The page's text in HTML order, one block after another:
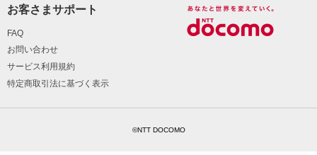
お客さまサポート
FAQ
お問い合わせ
サービス利用規約
特定商取引法に基づく表示
©NTT DOCOMO